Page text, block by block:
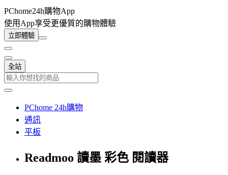
PChome24h購物App
使用App享受更優質的購物體驗
立即體驗
全站
PChome 24h購物
通訊
平板
Readmoo 讀墨 彩色 閱讀器